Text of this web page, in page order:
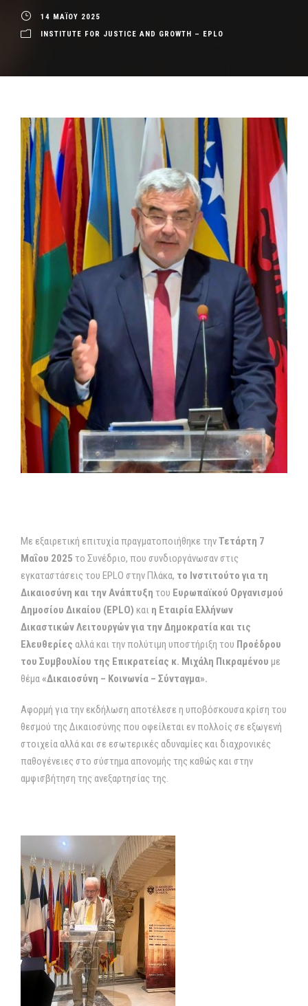
14 ΜΑΪΟΥ 2025
INSTITUTE FOR JUSTICE AND GROWTH – EPLO
Με εξαιρετική επιτυχία πραγματοποιήθηκε τηνΤετάρτη 7
Μαΐου 2025 το Συνέδριο, που συνδιοργάνωσαν στις
εγκαταστάσεις του EPLO στην Πλάκα, το Ινστιτούτο για τη
Δικαιοσύνη και την Ανάπτυξη του Ευρωπαϊκού Οργανισμού
Δημοσίου Δικαίου (EPLO) και η Εταιρία Ελλήνων
Δικαστικών Λειτουργών για την Δημοκρατία και τις
Ελευθερίες αλλά και την πολύτιμη υποστήριξη του Προέδρου
του Συμβουλίου της Επικρατείας κ. Μιχάλη Πικραμένου με
θέμα«Δικαιοσύνη – Κοινωνία – Σύνταγμα».
Αφορμή για την εκδήλωση αποτέλεσε η υποβόσκουσα κρίση του
θεσμού της Δικαιοσύνης που οφείλεται εν πολλοίς σε εξωγενή
στοιχεία αλλά και σε εσωτερικές αδυναμίες και διαχρονικές
παθογένειες στο σύστημα απονομής της καθώς και στην
αμφισβήτηση της ανεξαρτησίας της.